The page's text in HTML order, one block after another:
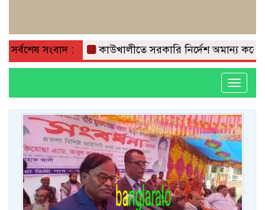
সর্বশেষ সংবাদ : কাউখালীতে সরকারি নির্দেশ অমান্য করে
Toggle